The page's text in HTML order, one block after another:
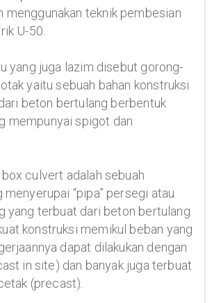
menggunakan teknik pembesian
U-50.
yang juga lazim disebut gorong-
yaitu sebuah bahan konstruksi
beton bertulang berbentuk
mempunyai spigot dan
culvert adalah sebuah
menyerupai “pipa” persegi atau
yang terbuat dari beton bertulang
konstruksi memikul beban yang
dapat dilakukan dengan
in site) dan banyak juga terbuat
(precast).